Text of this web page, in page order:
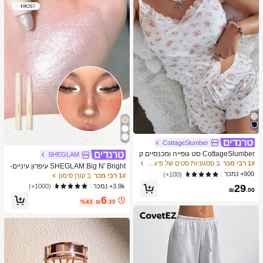
CottageSlumber
CottageSlumber סט גופייה ומכנסיים ק
צרים סרוגים עם שוליים נצנצים וקונטרס
ט תחרה
1# רבי מכר
900+ נמכר
(100+)
₪29.00
SHEGLAM
SHEGLAM Big N' Bright עיפרון עיניים-
Frost מותג יופי קוסמטיקה איפור לנשים ו
לנערות
1# רבי מכר
ב קוֹרֵן סימון
3.9k+ נמכר
(1000+)
₪6.30
%43